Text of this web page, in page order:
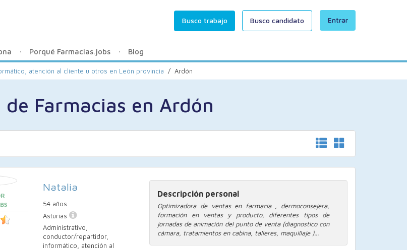
Entrar
Busco trabajo Busco candidato
Porqué Farmacias.jobs Blog
atención al cliente u otros en León provincia / Ardón
de Farmacias en Ardón
Natalia
54 años
Asturias
Administrativo,
conductor/repartidor,
informático, atención al
Descripción personal
Optimizadora de ventas en farmacia , dermoconsejera,
formación en ventas y producto, diferentes tipos de
jornadas de animación del punto de venta (diagnostico con
cámara, tratamientos en cabina, talleres, maquillaje )...